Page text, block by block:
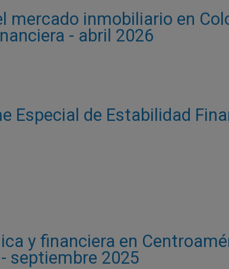
mercado inmobiliario en
- abril 2026
Especial de Estabilidad
y financiera en
septiembre 2025